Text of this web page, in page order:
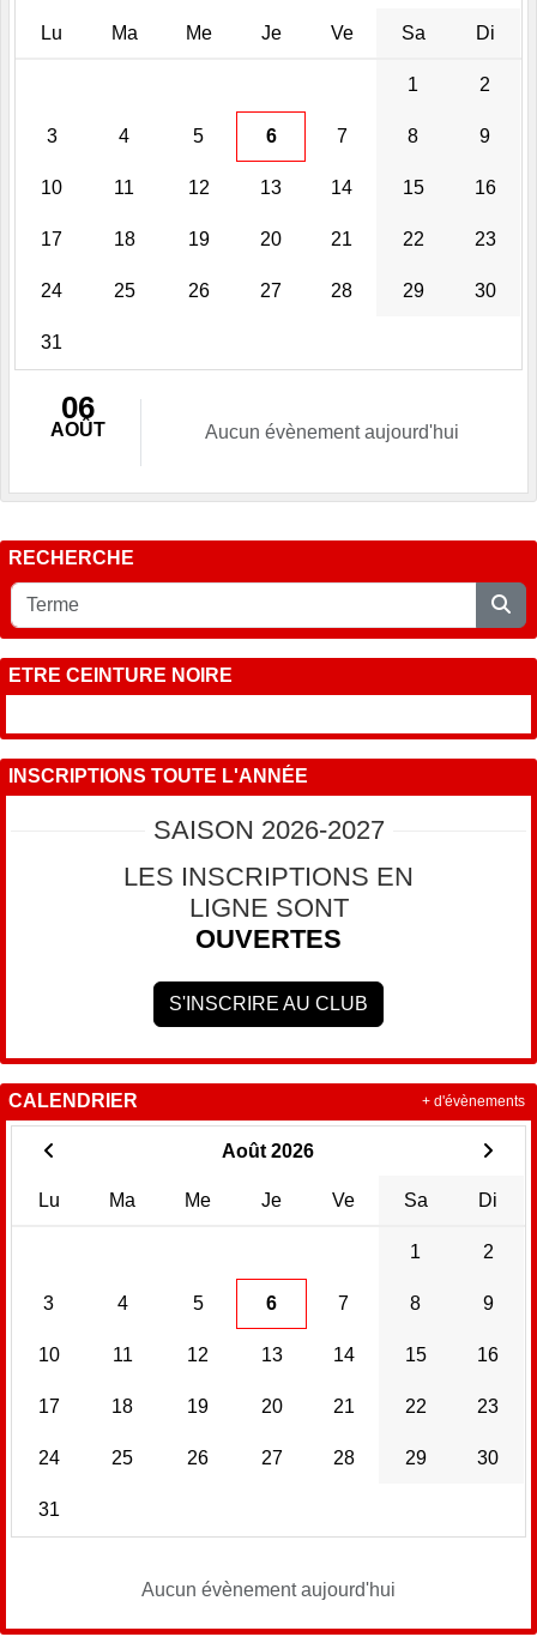
Lu Ma Me Je Ve Sa Di
1 2
3 4 5 6 7 8 9
10 11 12 13 14 15 16
17 18 19 20 21 22 23
24 25 26 27 28 29 30
31
06
AOÛT Aucun évènement aujourd'hui
RECHERCHE
ETRE CEINTURE NOIRE
INSCRIPTIONS TOUTE L'ANNÉE
SAISON 2026-2027
LES INSCRIPTIONS EN
LIGNE SONT
OUVERTES
S'INSCRIRE AU CLUB
CALENDRIER
Août 2026
Lu Ma Me Je Ve Sa Di
1 2
3 4 5 6 7 8 9
10 11 12 13 14 15 16
17 18 19 20 21 22 23
24 25 26 27 28 29 30
31
Aucun évènement aujourd'hui
+ d'évènements